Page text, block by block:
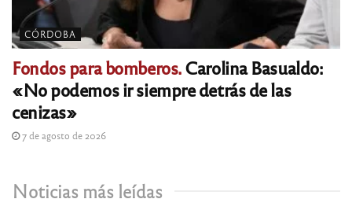
CÓRDOBA
Fondos para bomberos.Carolina Basualdo:
«No podemos ir siempre detrás de las
cenizas»
7 de agosto de 2026
Noticias más leídas